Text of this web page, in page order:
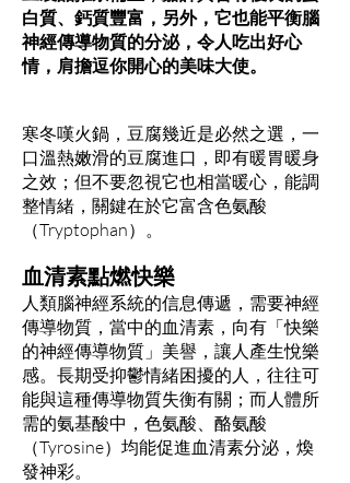
白質、鈣質豐富，另外，它也能平衡腦
神經傳導物質的分泌，令人吃出好心
情，肩擔逗你開心的美味大使。
寒冬嘆火鍋，豆腐幾近是必然之選，一
口溫熱嫩滑的豆腐進口，即有暖胃暖身
之效；但不要忽視它也相當暖心，能調
整情緒，關鍵在於它富含色氨酸
（Tryptophan）。
血清素點燃快樂
人類腦神經系統的信息傳遞，需要神經
傳導物質，當中的血清素，向有「快樂
的神經傳導物質」美譽，讓人產生悅樂
感。長期受抑鬱情緒困擾的人，往往可
能與這種傳導物質失衡有關；而人體所
需的氨基酸中，色氨酸、酪氨酸
（Tyrosine）均能促進血清素分泌，煥
發神彩。